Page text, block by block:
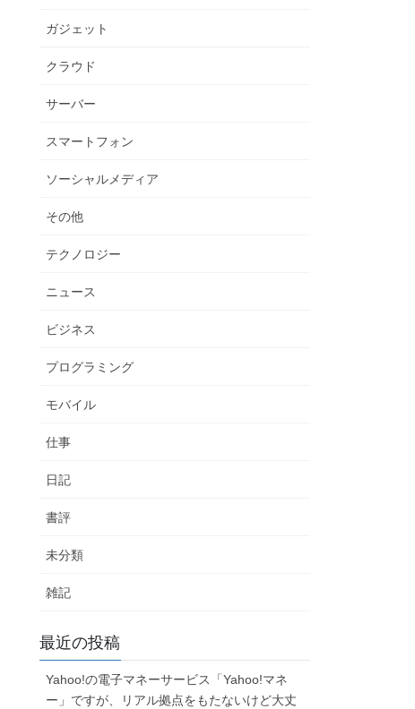
ガジェット
クラウド
サーバー
スマートフォン
ソーシャルメディア
その他
テクノロジー
ニュース
ビジネス
プログラミング
モバイル
仕事
日記
書評
未分類
雑記
最近の投稿
Yahoo!の電子マネーサービス「Yahoo!マネ
ー」ですが、リアル拠点をもたないけど大丈